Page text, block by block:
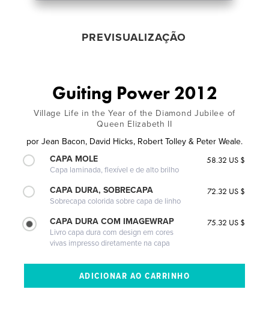
PREVISUALIZAÇÃO
Guiting Power 2012
Village Life in the Year of the Diamond Jubilee of
Queen Elizabeth II
por Jean Bacon, David Hicks, Robert Tolley & Peter Weale.
CAPA MOLE
Capa laminada, flexível e de alto brilho
58.32 US $
CAPA DURA, SOBRECAPA
Sobrecapa colorida sobre capa de linho
72.32 US $
CAPA DURA COM IMAGEWRAP
Livro capa dura com design em cores
vivas impresso diretamente na capa
75.32 US $